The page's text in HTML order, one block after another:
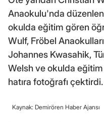
Anaokulu'nda
okulda eğitim gören
Wulf, Fröbel
Johannes Kwasahik,
Welsh ve okulda
hatıra fotoğrafı çektirdi.
Kaynak: Demirören Haber Ajansı